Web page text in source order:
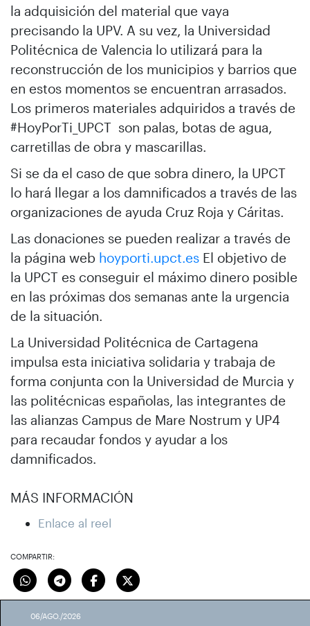
la adquisición del material que vaya
precisando la UPV. A su vez, la Universidad
Politécnica de Valencia lo utilizará para la
reconstrucción de los municipios y barrios que
en estos momentos se encuentran arrasados.
Los primeros materiales adquiridos a través de
#HoyPorTi_UPCT son palas, botas de agua,
carretillas de obra y mascarillas.
Si se da el caso de que sobra dinero, la UPCT
lo hará llegar a los damnificados a través de las
organizaciones de ayuda Cruz Roja y Cáritas.
Las donaciones se pueden realizar a través de
la página web hoyporti.upct.es El objetivo de
la UPCT es conseguir el máximo dinero posible
en las próximas dos semanas ante la urgencia
de la situación.
La Universidad Politécnica de Cartagena
impulsa esta iniciativa solidaria y trabaja de
forma conjunta con la Universidad de Murcia y
las politécnicas españolas, las integrantes de
las alianzas Campus de Mare Nostrum y UP4
para recaudar fondos y ayudar a los
damnificados.
MÁS INFORMACIÓN
Enlace al reel
COMPARTIR:
06/AGO./2026